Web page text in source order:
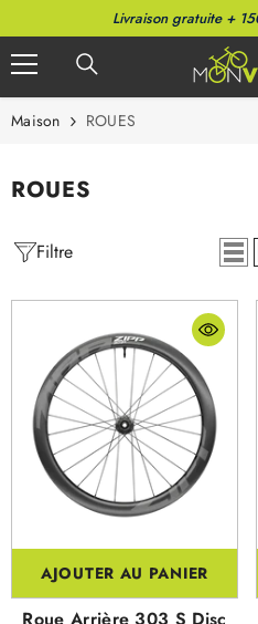
Livraison gratuite +
Maison ROUES
ROUES
Filtre
AJOUTER AU PANIER